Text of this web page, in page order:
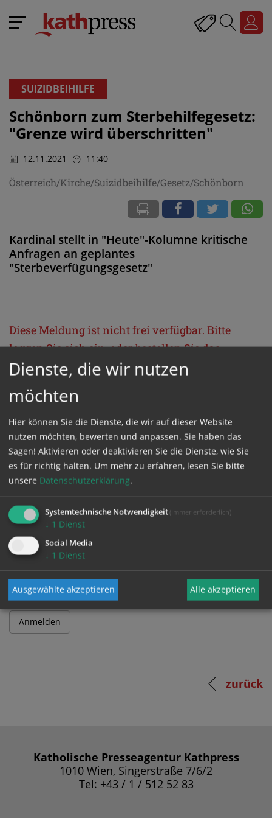
SUIZIDBEIHILFE
Schönborn zum Sterbehilfegesetz:
"Grenze wird überschritten"
12.11.2021 11:40
Österreich/Kirche/Suizidbeihilfe/Gesetz/Schönborn
Kardinal stellt in "Heute"-Kolumne kritische
Anfragen an geplantes
"Sterbeverfügungsgesetz"
Diese Meldung ist nicht frei verfügbar. Bitte
loggen Sie sich ein, oder bestellen Sie das
ProduktKathpress_online.
Bitte melden Sie sich mit Ihrem Benutzernamen
und Passwort an.
Benutzername
Passwort
zurück
Katholische Presseagentur Kathpress
1010 Wien, Singerstraße 7/6/2
Tel: +43 / 1 / 512 52 83
Dienste, die wir nutzen
möchten
Hier können Sie die Dienste, die wir auf dieser Website
nutzen möchten, bewerten und anpassen. Sie haben das
Sagen! Aktivieren oder deaktivieren Sie die Dienste, wie Sie
es für richtig halten. Um mehr zu erfahren, lesen Sie bitte
unsere Datenschutzerklärung.
Systemtechnische Notwendigkeit (immer erforderlich)
↓ 1 Dienst
Social Media
↓ 1 Dienst
Ausgewählte akzeptieren Alle akzeptieren